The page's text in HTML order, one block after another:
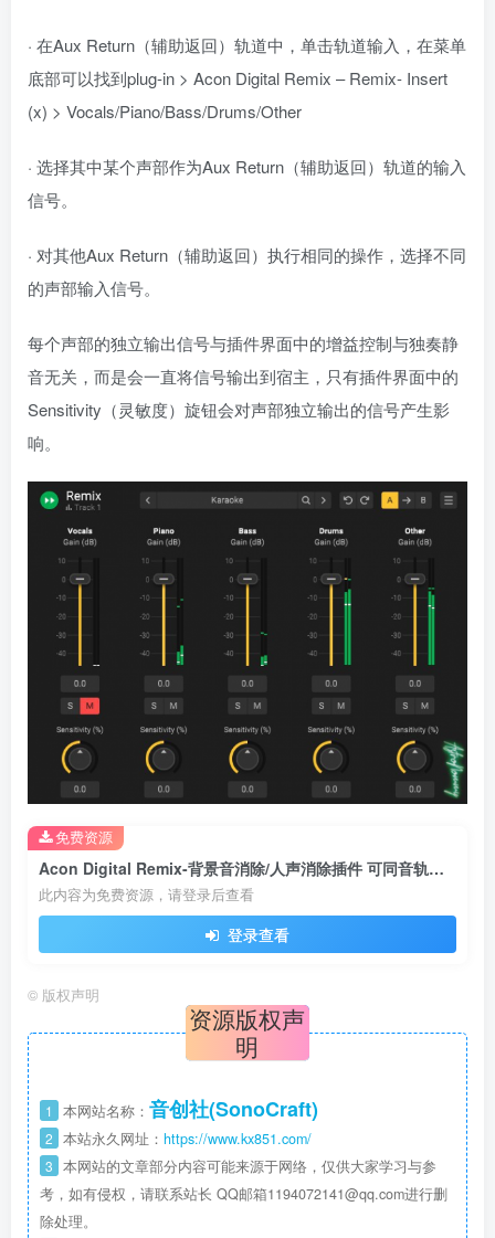
· 在Aux Return（辅助返回）轨道中，单击轨道输入，在菜单
底部可以找到plug-in > Acon Digital Remix – Remix- Insert
(x) > Vocals/Piano/Bass/Drums/Other
· 选择其中某个声部作为Aux Return（辅助返回）轨道的输入
信号。
· 对其他Aux Return（辅助返回）执行相同的操作，选择不同
的声部输入信号。
每个声部的独立输出信号与插件界面中的增益控制与独奏静
音无关，而是会一直将信号输出到宿主，只有插件界面中的
Sensitivity（灵敏度）旋钮会对声部独立输出的信号产生影
响。
Acon Digital Remix-背景音消除/人声消除插件 可同音轨伴奏和原唱
此内容为免费资源，请登录后查看
登录查看
免费资源
© 版权声明
资源版权声
明
1 本网站名称： 音创社(SonoCraft)
2 本站永久网址： https://www.kx851.com/
3 本网站的文章部分内容可能来源于网络，仅供大家学习与参
考，如有侵权，请联系站长 QQ邮箱1194072141@qq.com进行删
除处理。